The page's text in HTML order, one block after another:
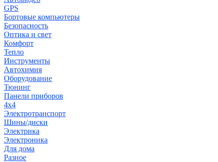
GPS
Бортовые компьютеры
Безопасность
Оптика и свет
Комфорт
Тепло
Инструменты
Автохимия
Оборудование
Тюнинг
Панели приборов
4x4
Электротранспорт
Шины/диски
Электрика
Электроника
Для дома
Разное